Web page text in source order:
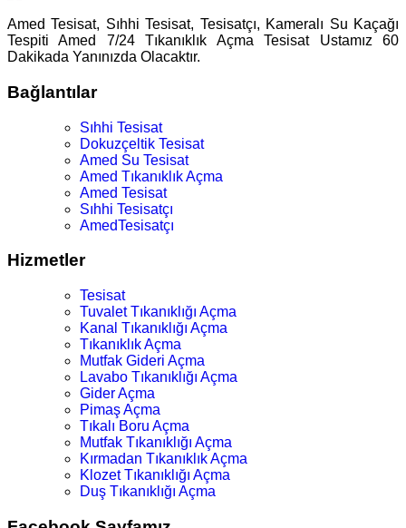
Amed Tesisat, Sıhhi Tesisat, Tesisatçı, Kameralı Su Kaçağı
Tespiti Amed 7/24 Tıkanıklık Açma Tesisat Ustamız 60
Dakikada Yanınızda Olacaktır.
Bağlantılar
Sıhhi Tesisat
Dokuzçeltik Tesisat
Amed Su Tesisat
Amed Tıkanıklık Açma
Amed Tesisat
Sıhhi Tesisatçı
AmedTesisatçı
Hizmetler
Tesisat
Tuvalet Tıkanıklığı Açma
Kanal Tıkanıklığı Açma
Tıkanıklık Açma
Mutfak Gideri Açma
Lavabo Tıkanıklığı Açma
Gider Açma
Pimaş Açma
Tıkalı Boru Açma
Mutfak Tıkanıklığı Açma
Kırmadan Tıkanıklık Açma
Klozet Tıkanıklığı Açma
Duş Tıkanıklığı Açma